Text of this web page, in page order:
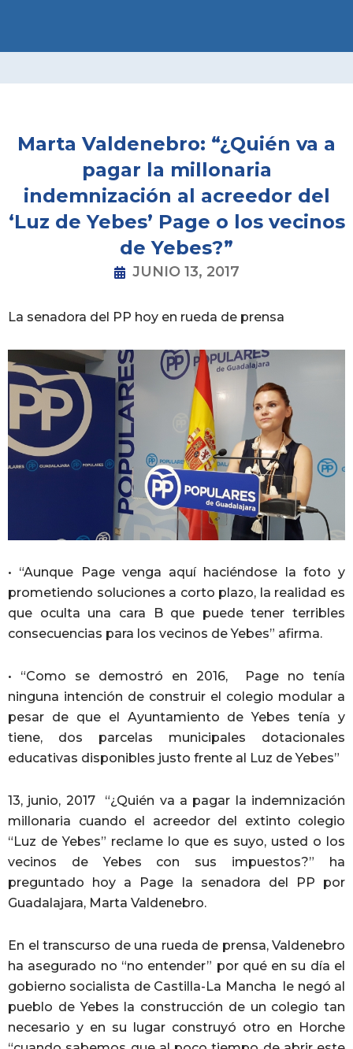
Marta Valdenebro: “¿Quién va a
pagar la millonaria
indemnización al acreedor del
‘Luz de Yebes’ Page o los vecinos
de Yebes?”
JUNIO 13, 2017
La senadora del PP hoy en rueda de prensa
• “Aunque Page venga aquí haciéndose la foto y
prometiendo soluciones a corto plazo, la realidad es
que oculta una cara B que puede tener terribles
consecuencias para los vecinos de Yebes” afirma.
• “Como se demostró en 2016, Page no tenía
ninguna intención de construir el colegio modular a
pesar de que el Ayuntamiento de Yebes tenía y
tiene, dos parcelas municipales dotacionales
educativas disponibles justo frente al Luz de Yebes”
13, junio, 2017 “¿Quién va a pagar la indemnización
millonaria cuando el acreedor del extinto colegio
“Luz de Yebes” reclame lo que es suyo, usted o los
vecinos de Yebes con sus impuestos?” ha
preguntado hoy a Page la senadora del PP por
Guadalajara, Marta Valdenebro.
En el transcurso de una rueda de prensa, Valdenebro
ha asegurado no “no entender” por qué en su día el
gobierno socialista de Castilla-La Mancha le negó al
pueblo de Yebes la construcción de un colegio tan
necesario y en su lugar construyó otro en Horche